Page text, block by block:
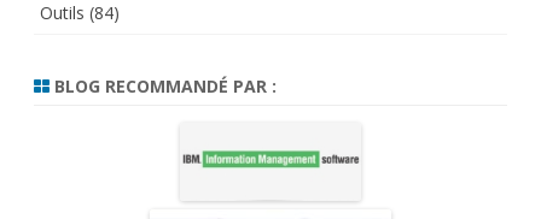
Outils (84)
BLOG RECOMMANDÉ PAR :